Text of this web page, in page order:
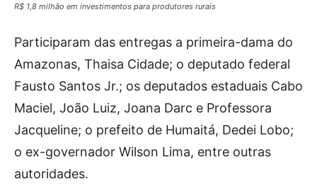
R$ 1,8 milhão em investimentos para produtores rurais
Participaram das entregas a primeira-dama do
Amazonas, Thaisa Cidade; o deputado federal
Fausto Santos Jr.; os deputados estaduais Cabo
Maciel, João Luiz, Joana Darc e Professora
Jacqueline; o prefeito de Humaitá, Dedei Lobo;
o ex-governador Wilson Lima, entre outras
autoridades.